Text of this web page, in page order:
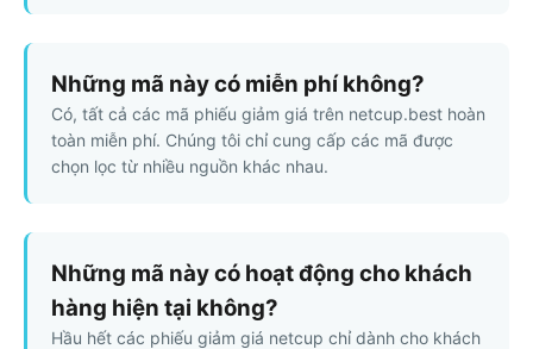
Những mã này có miễn phí không?
Có, tất cả các mã phiếu giảm giá trên netcup.best hoàn
toàn miễn phí. Chúng tôi chỉ cung cấp các mã được
chọn lọc từ nhiều nguồn khác nhau.
Những mã này có hoạt động cho khách
hàng hiện tại không?
Hầu hết các phiếu giảm giá netcup chỉ dành cho khách